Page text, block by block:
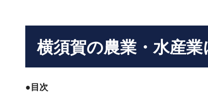
横須賀の農業・水産業
●目次